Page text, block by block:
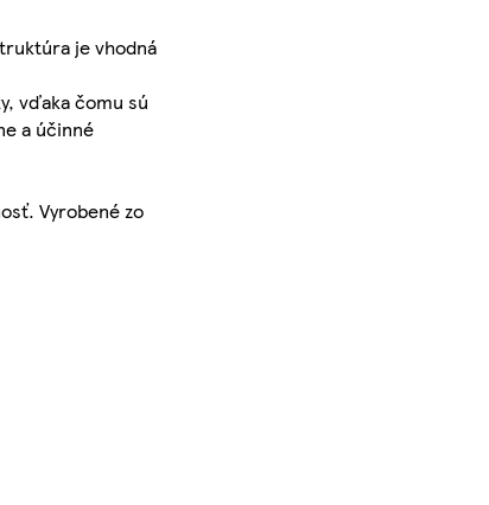
je vhodná
vďaka čomu sú
a účinné
Vyrobené zo